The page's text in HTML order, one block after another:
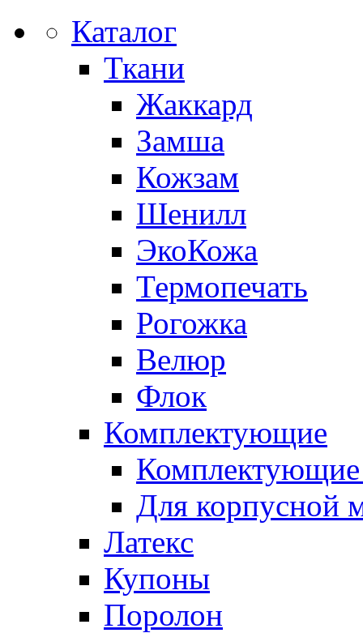
Каталог
Ткани
Жаккард
Замша
Кожзам
Шенилл
ЭкоКожа
Термопечать
Рогожка
Велюр
Флок
Комплектующие
Комплектующие
Для корпусной
Латекс
Купоны
Поролон